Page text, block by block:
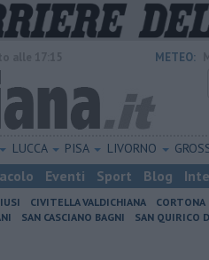
METEO:
LUCCA PISA LIVORNO
Eventi Sport Blog
CIVITELLA VALDICHIANA CORTONA
SAN CASCIANO BAGNI SAN QUIRICO